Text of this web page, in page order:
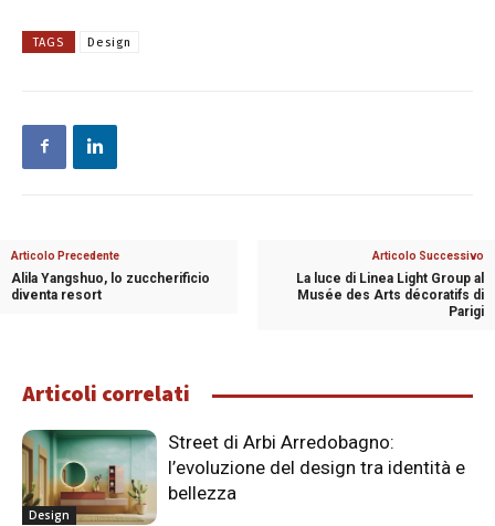
TAGS Design
Articolo Precedente
Alila Yangshuo, lo zuccherificio
diventa resort
Articolo Successivo
La luce di Linea Light Group al
Musée des Arts décoratifs di
Parigi
Articoli correlati
Design
Street di Arbi Arredobagno:
l’evoluzione del design tra identità e
bellezza